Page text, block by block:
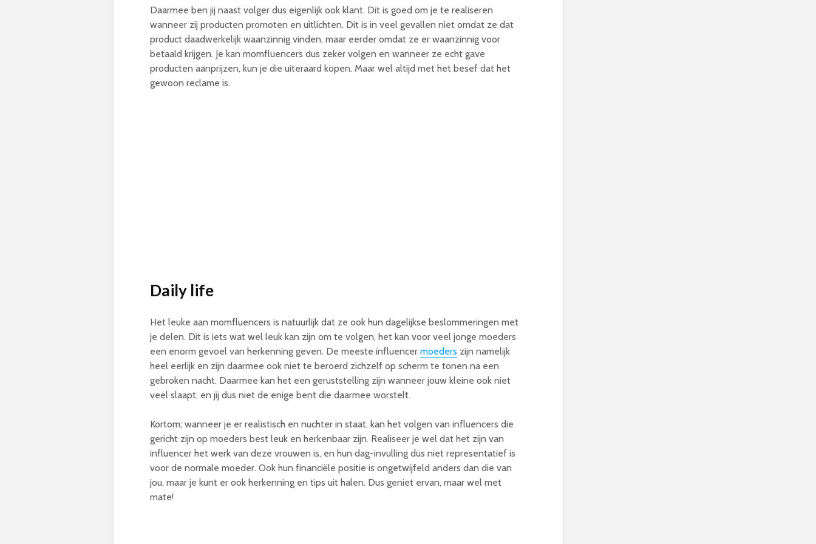
Daarmee ben jij naast volger dus eigenlijk ook klant. Dit is goed om je te realiseren
wanneer zij producten promoten en uitlichten. Dit is in veel gevallen niet omdat ze dat
product daadwerkelijk waanzinnig vinden, maar eerder omdat ze er waanzinnig voor
betaald krijgen. Je kan momfluencers dus zeker volgen en wanneer ze echt gave
producten aanprijzen, kun je die uiteraard kopen. Maar wel altijd met het besef dat het
gewoon reclame is.
Daily life
Het leuke aan momfluencers is natuurlijk dat ze ook hun dagelijkse beslommeringen met
je delen. Dit is iets wat wel leuk kan zijn om te volgen, het kan voor veel jonge moeders
een enorm gevoel van herkenning geven. De meeste influencer moeders zijn namelijk
heel eerlijk en zijn daarmee ook niet te beroerd zichzelf op scherm te tonen na een
gebroken nacht. Daarmee kan het een geruststelling zijn wanneer jouw kleine ook niet
veel slaapt, en jij dus niet de enige bent die daarmee worstelt.
Kortom; wanneer je er realistisch en nuchter in staat, kan het volgen van influencers die
gericht zijn op moeders best leuk en herkenbaar zijn. Realiseer je wel dat het zijn van
influencer het werk van deze vrouwen is, en hun dag-invulling dus niet representatief is
voor de normale moeder. Ook hun financiële positie is ongetwijfeld anders dan die van
jou, maar je kunt er ook herkenning en tips uit halen. Dus geniet ervan, maar wel met
mate!